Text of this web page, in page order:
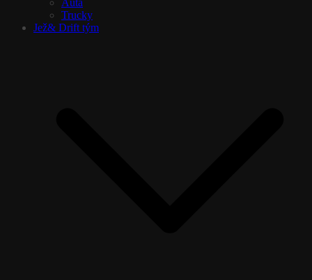
Auta
Trucky
Jež& Drift tým